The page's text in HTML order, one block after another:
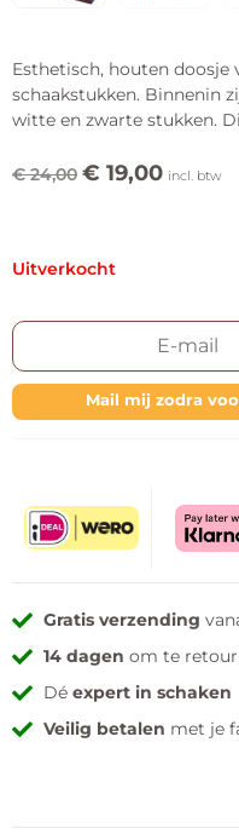
Esthetisch, houten
schaakstukken. Binnenin
witte en zwarte stukken.
€24,00 € 19,00 incl. btw
Uitverkocht
Mail mij zodra
Gratis verzending
14 dagen om te
Déexpert in schaken
Veilig betalen met je